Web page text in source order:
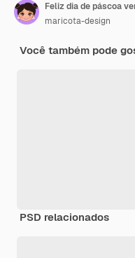
Feliz dia de páscoa
maricota-design
Você também pode
PSD relacionados